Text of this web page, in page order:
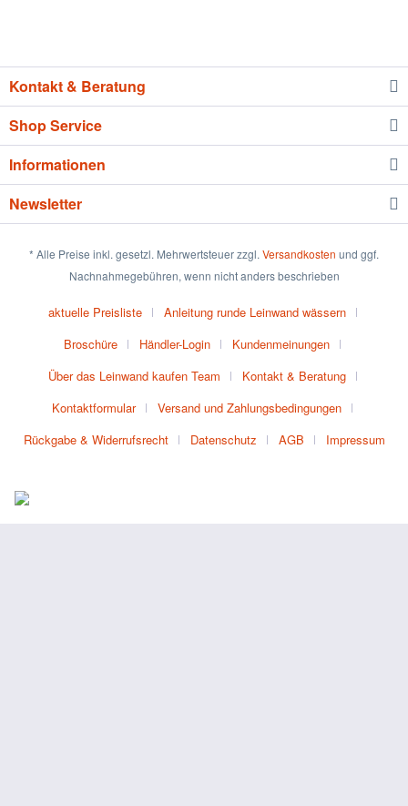
Kontakt & Beratung
Shop Service
Informationen
Newsletter
* Alle Preise inkl. gesetzl. Mehrwertsteuer zzgl. Versandkosten und ggf.
Nachnahmegebühren, wenn nicht anders beschrieben
aktuelle Preisliste
Anleitung runde Leinwand wässern
Broschüre
Händler-Login
Kundenmeinungen
Über das Leinwand kaufen Team
Kontakt & Beratung
Kontaktformular
Versand und Zahlungsbedingungen
Rückgabe & Widerrufsrecht
Datenschutz AGB Impressum